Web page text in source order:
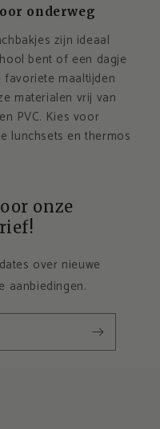
onderweg
zijn ideaal
bent of een dagje
favoriete maaltijden
materialen vrij van
PVC. Kies voor
lunchsets en thermos
onze
over nieuwe
aanbiedingen.